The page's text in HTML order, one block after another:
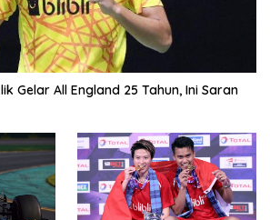
Gelar All England 25 Tahun, Ini Saran